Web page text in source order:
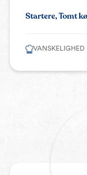
Startere, Tomt
VANSKELIGHED